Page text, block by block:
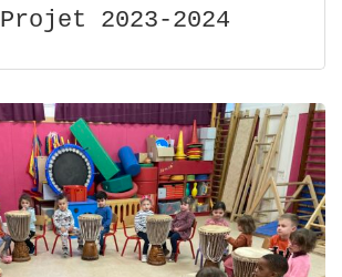
Projet 2023-2024